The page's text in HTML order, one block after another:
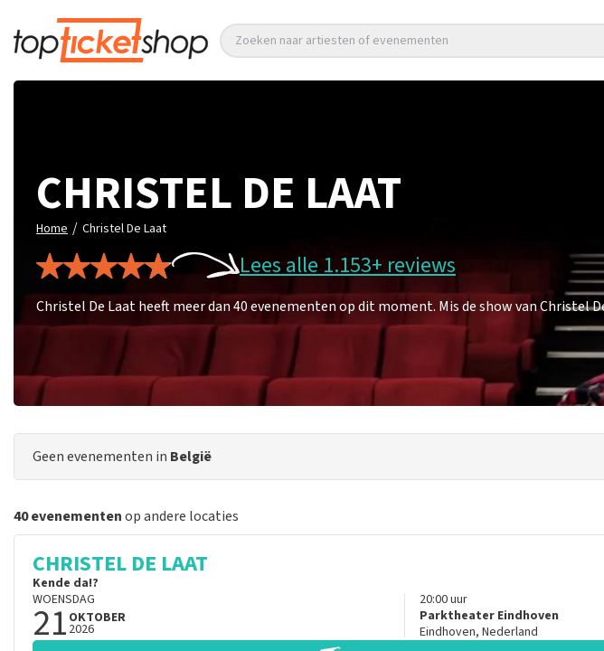
Zoeken naar artiesten of evenementen
CHRISTEL DE LAAT
Home / Christel De Laat
Lees alle 1.153+ reviews
Christel De Laat heeft meer dan 40 evenementen op dit moment. Mis de show van Christel
Geen evenementen in België
40 evenementenop andere locaties
CHRISTEL DE LAAT
Kende da!?
WOENSDAG
21 OKTOBER
2026
20:00uur
Parktheater Eindhoven
Eindhoven, Nederland